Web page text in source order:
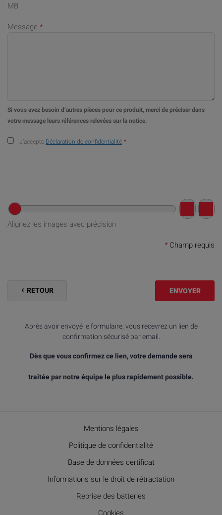
MB
Message *
Si vous avez besoin d’autres pièces pour ce produit, merci de préciser dans
votre message leurs références relevées sur la notice.
J’accepte Déclaration de confidentialité *
Alignez les images avec précision
*Champ requis
RETOUR ENVOYER
Après avoir envoyé le formulaire, vous recevrez un lien de
confirmation sécurisé par email.
Dès que vous confirmez ce lien, votre demande sera
traitée par notre équipe le plus rapidement possible.
Mentions légales
Politique de confidentialité
Base de données certificat
Informations sur le droit de rétractation
Reprise des batteries
Cookies